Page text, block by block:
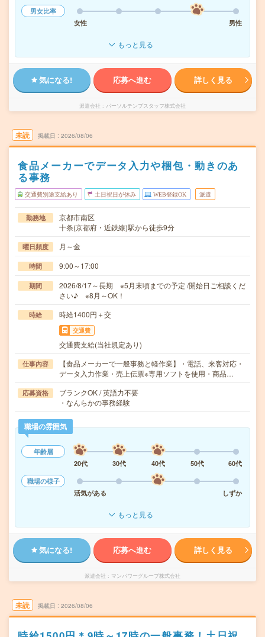
男女比率
女性
男性
もっと見る
気になる! 応募へ進む 詳しく見る
派遣会社 パーソルテンプスタッフ株式会社
未読 掲載日 2026/08/06
食品メーカーでデータ入力や梱包・動きのあ
る事務
交通費別途支給あり 土日祝日が休み WEB登録OK 派遣
勤務地
京都市南区
十条(京都府・近鉄線)駅から徒歩9分
曜日頻度 月～金
時間 9:00～17:00
期間
2026/8/17～長期 ※5月末頃までの予定 /開始日ご相談くだ
さい♪ ※8月～OK！
時給 時給1400円＋交
交通費
交通費支給(当社規定あり)
仕事内容
【食品メーカーで一般事務と軽作業】・電話、来客対応・
データ入力作業・売上伝票※専用ソフトを使用・商品…
応募資格
ブランクOK / 英語力不要
・なんらかの事務経験
職場の雰囲気
年齢層
20代
30代 40代 50代
60代
職場の様子
活気がある
しずか
もっと見る
気になる! 応募へ進む 詳しく見る
派遣会社 マンパワーグループ株式会社
未読 掲載日 2026/08/06